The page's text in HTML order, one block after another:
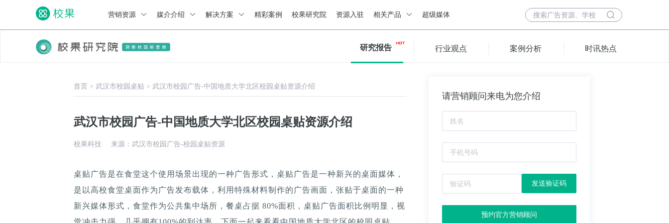
营销资源 媒介介绍 解决方案 精彩案例 校果研究院 资源入驻 相关产品 超级媒体
研究报告 行业观点 案例分析 时讯热点
首页 > 武汉市校园桌贴 > 武汉市校园广告-中国地质大学北区校园桌贴资源介绍
武汉市校园广告-中国地质大学北区校园桌贴资源介绍
校果科技 来源：武汉市校园广告-校园桌贴资源
桌贴广告是在食堂这个使用场景出现的一种广告形式，桌贴广告是一种新兴的桌面媒体，
是以高校食堂桌面作为广告发布载体，利用特殊材料制作的广告画面，张贴于桌面的一种
新兴媒体形式，食堂作为公共集中场所，餐桌占据 80%面积，桌贴广告面积比例明显，视
请营销顾问来电为您介绍
发送验证码
预约官方营销顾问